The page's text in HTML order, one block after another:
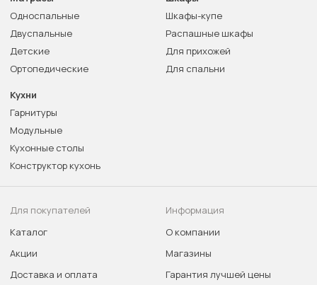
Односпальные
Двуспальные
Детские
Ортопедические
Шкафы-купе
Распашные шкафы
Для прихожей
Для спальни
Кухни
Гарнитуры
Модульные
Кухонные столы
Конструктор кухонь
Для покупателей
Каталог
Акции
Доставка и оплата
Информация
О компании
Магазины
Гарантия лучшей цены